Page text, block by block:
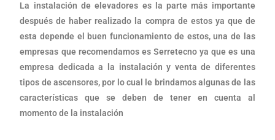
La instalación de elevadores es la parte más importante
después de haber realizado la compra de estos ya que de
esta depende el buen funcionamiento de estos, una de las
empresas que recomendamos es Serretecno ya que es una
empresa dedicada a la instalación y venta de diferentes
tipos de ascensores, por lo cual le brindamos algunas de las
características que se deben de tener en cuenta al
momento de la instalación